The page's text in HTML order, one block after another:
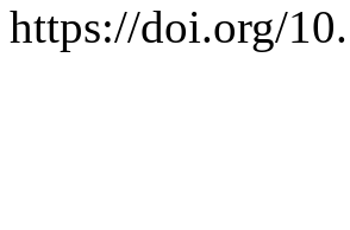
https://doi.org/